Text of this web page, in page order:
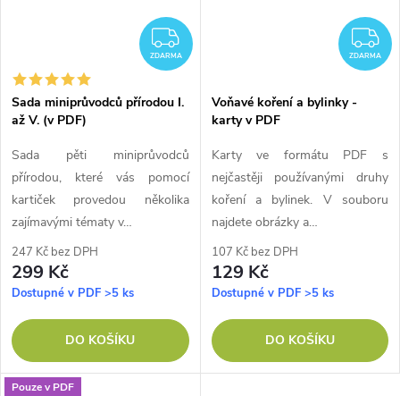
ZDARMA
ZDARMA
Sada miniprůvodců přírodou I.
až V. (v PDF)
Sada pěti miniprůvodců
přírodou, které vás pomocí
kartiček provedou několika
zajímavými tématy v…
247 Kč bez DPH
299 Kč
Dostupné v PDF >5 ks
DO KOŠÍKU
ZDARMA
Voňavé koření a bylinky -
karty v PDF
Karty ve formátu PDF s
nejčastěji používanými druhy
koření a bylinek. V souboru
najdete obrázky a…
107 Kč bez DPH
129 Kč
Dostupné v PDF >5 ks
DO KOŠÍKU
Pouze v PDF